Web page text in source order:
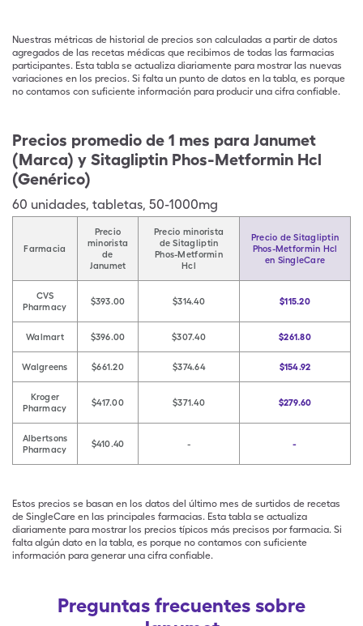
Nuestras métricas de historial de precios son calculadas a partir de datos
agregados de las recetas médicas que recibimos de todas las farmacias
participantes. Esta tabla se actualiza diariamente para mostrar las nuevas
variaciones en los precios. Si falta un punto de datos en la tabla, es porque
no contamos con suficiente información para producir una cifra confiable.
Precios promedio de 1 mes para Janumet
(Marca) y Sitagliptin Phos-Metformin Hcl
(Genérico)
60 unidades, tabletas, 50-1000mg
Farmacia
Precio
minorista
de
Janumet
Precio minorista
de Sitagliptin
Phos-Metformin
Hcl
Precio de Sitagliptin
Phos-Metformin Hcl
en SingleCare
CVS
Pharmacy
$393.00 $314.40 $115.20
Walmart $396.00 $307.40 $261.80
Walgreens $661.20 $374.64 $154.92
Kroger
Pharmacy
$417.00 $371.40 $279.60
Albertsons
Pharmacy
$410.40 - -
Estos precios se basan en los datos del último mes de surtidos de recetas
de SingleCare en las principales farmacias. Esta tabla se actualiza
diariamente para mostrar los precios típicos más precisos por farmacia. Si
falta algún dato en la tabla, es porque no contamos con suficiente
información para generar una cifra confiable.
Preguntas frecuentes sobre